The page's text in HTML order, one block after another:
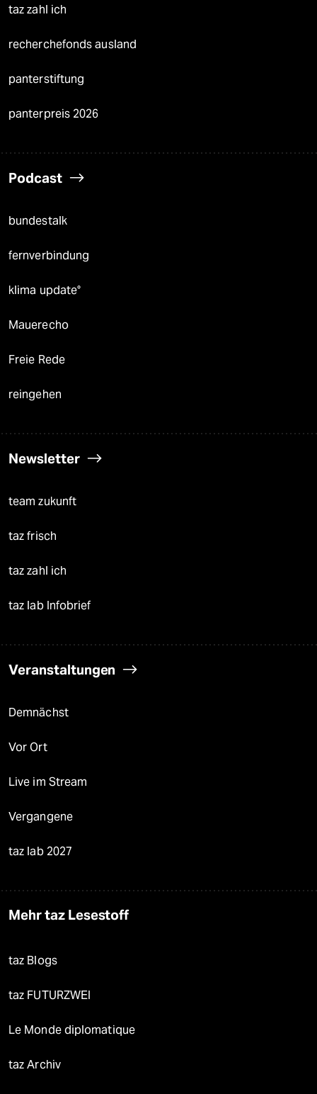
taz zahl ich
recherchefonds ausland
panterstiftung
panterpreis 2026
Podcast
bundestalk
fernverbindung
klima update°
Mauerecho
Freie Rede
reingehen
Newsletter
team zukunft
taz frisch
taz zahl ich
taz lab Infobrief
Veranstaltungen
Demnächst
Vor Ort
Live im Stream
Vergangene
taz lab 2027
Mehr taz Lesestoff
taz Blogs
taz FUTURZWEI
Le Monde diplomatique
taz Archiv